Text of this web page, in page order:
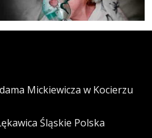
Mickiewicza w Kocierzu
Śląskie Polska